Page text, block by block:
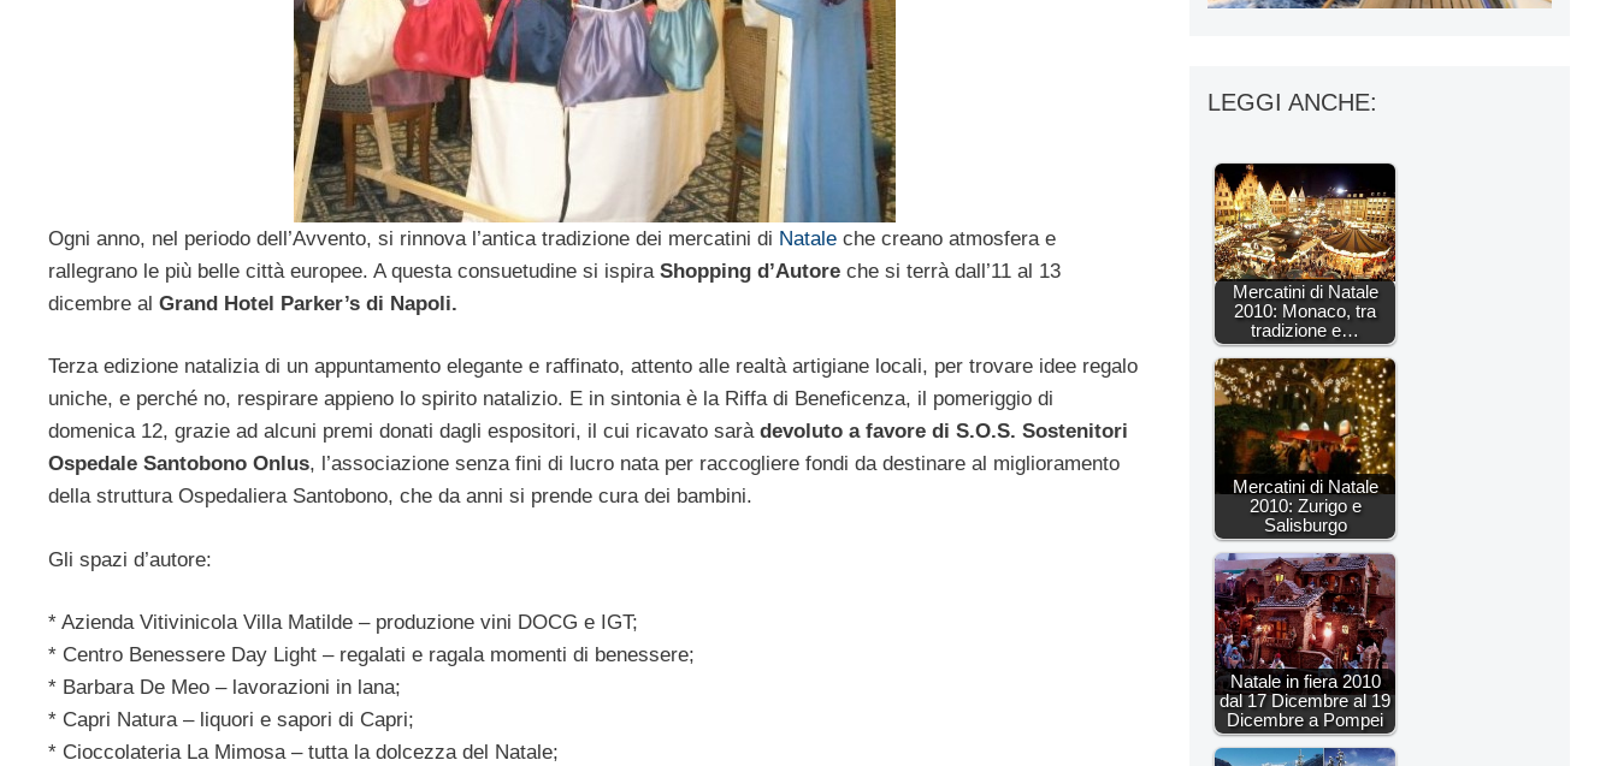
Ogni anno, nel periodo dell’Avvento, si rinnova l’antica tradizione dei mercatini di Natale che creano atmosfera e
rallegrano le più belle città europee. A questa consuetudine si ispira Shopping d’Autore che si terrà dall’11 al 13
dicembre al Grand Hotel Parker’s di Napoli.
Terza edizione natalizia di un appuntamento elegante e raffinato, attento alle realtà artigiane locali, per trovare idee regalo
uniche, e perché no, respirare appieno lo spirito natalizio. E in sintonia è la Riffa di Beneficenza, il pomeriggio di
domenica 12, grazie ad alcuni premi donati dagli espositori, il cui ricavato sarà devoluto a favore di S.O.S. Sostenitori
Ospedale Santobono Onlus, l’associazione senza fini di lucro nata per raccogliere fondi da destinare al miglioramento
della struttura Ospedaliera Santobono, che da anni si prende cura dei bambini.
Gli spazi d’autore:
* Azienda Vitivinicola Villa Matilde – produzione vini DOCG e IGT;
* Centro Benessere Day Light – regalati e ragala momenti di benessere;
* Barbara De Meo – lavorazioni in lana;
* Capri Natura – liquori e sapori di Capri;
* Cioccolateria La Mimosa – tutta la dolcezza del Natale;
LEGGI ANCHE:
Mercatini di Natale
2010: Monaco, tra
tradizione e…
Mercatini di Natale
2010: Zurigo e
Salisburgo
Natale in fiera 2010
dal 17 Dicembre al 19
Dicembre a Pompei